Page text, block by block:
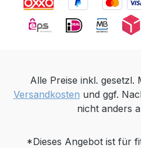
Alle Preise inkl. gesetzl.
Versandkosten und ggf.
nicht anders
*Dieses Angebot ist für